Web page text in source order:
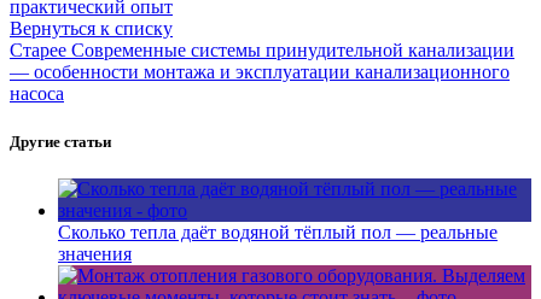
практический опыт
Вернуться к списку
Старее Современные системы принудительной канализации
— особенности монтажа и эксплуатации канализационного
насоса
Другие статьи
Сколько тепла даёт водяной тёплый пол — реальные
значения